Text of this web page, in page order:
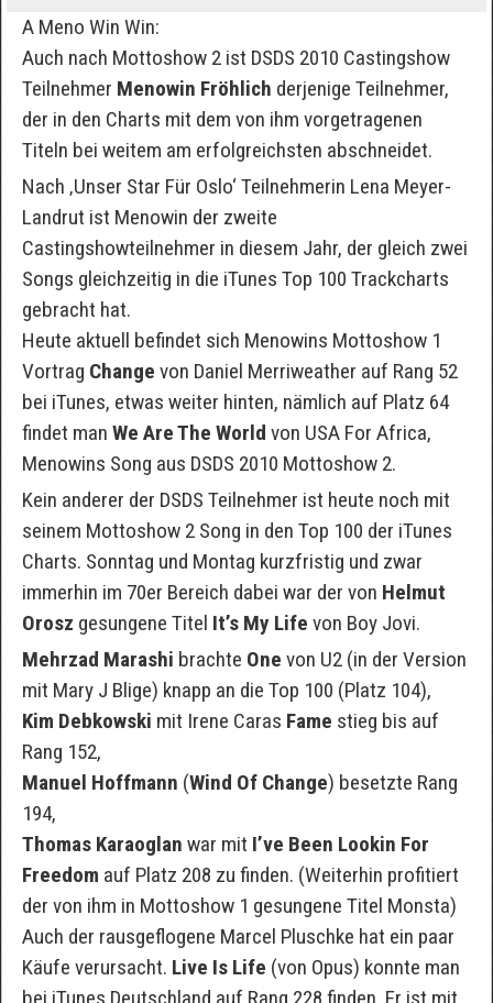
A Meno Win Win:
Auch nach Mottoshow 2 ist DSDS 2010 Castingshow
Teilnehmer Menowin Fröhlich derjenige Teilnehmer,
der in den Charts mit dem von ihm vorgetragenen
Titeln bei weitem am erfolgreichsten abschneidet.
Nach ‚Unser Star Für Oslo‘ Teilnehmerin Lena Meyer-
Landrut ist Menowin der zweite
Castingshowteilnehmer in diesem Jahr, der gleich zwei
Songs gleichzeitig in die iTunes Top 100 Trackcharts
gebracht hat.
Heute aktuell befindet sich Menowins Mottoshow 1
Vortrag Change von Daniel Merriweather auf Rang 52
bei iTunes, etwas weiter hinten, nämlich auf Platz 64
findet man We Are The World von USA For Africa,
Menowins Song aus DSDS 2010 Mottoshow 2.
Kein anderer der DSDS Teilnehmer ist heute noch mit
seinem Mottoshow 2 Song in den Top 100 der iTunes
Charts. Sonntag und Montag kurzfristig und zwar
immerhin im 70er Bereich dabei war der von Helmut
Orosz gesungene Titel It’s My Life von Boy Jovi.
Mehrzad Marashi brachte One von U2 (in der Version
mit Mary J Blige) knapp an die Top 100 (Platz 104),
Kim Debkowski mit Irene Caras Fame stieg bis auf
Rang 152,
Manuel Hoffmann (Wind Of Change) besetzte Rang
194,
Thomas Karaoglan war mit I’ve Been Lookin For
Freedom auf Platz 208 zu finden. (Weiterhin profitiert
der von ihm in Mottoshow 1 gesungene Titel Monsta)
Auch der rausgeflogene Marcel Pluschke hat ein paar
Käufe verursacht. Live Is Life (von Opus) konnte man